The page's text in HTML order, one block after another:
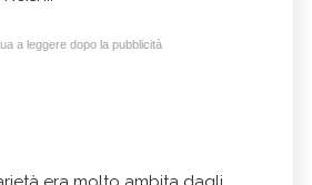
a leggere dopo la pubblicità